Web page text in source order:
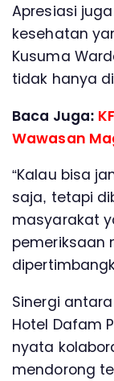
Apresiasi
kesehatan
Kusuma
tidak hanya
Baca Juga:
Wawasan
“Kalau bisa
saja, tetapi
masyarakat
pemeriksaan
Sinergi
Hotel Dafam
nyata
mendorong